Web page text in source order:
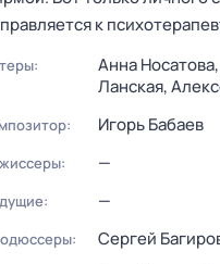
к
Анна Носатова,
Ланская,
Игорь Бабаев
—
—
Сергей